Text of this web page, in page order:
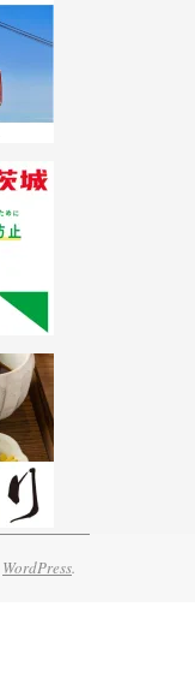
WordPress.